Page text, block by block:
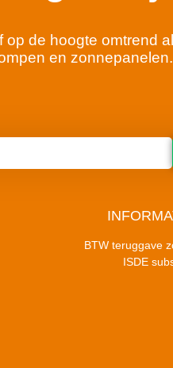
de hoogte omtrend
en zonnepanelen.
BTW teruggave
ISDE